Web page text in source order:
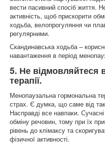
вести пасивний спосіб життя.
активність, щоб прискорити
ходьба, велопрогуляння чи
регулярними.
Скандинавська ходьба –
навантаження в період
5. Не відмовляйтеся
терапії.
Менопаузальна гормональна
страх. Є думка, що саме від
Насправді все навпаки.
обміну речовин, тому при їх
рівень до клімаксу та
фізичної активності.